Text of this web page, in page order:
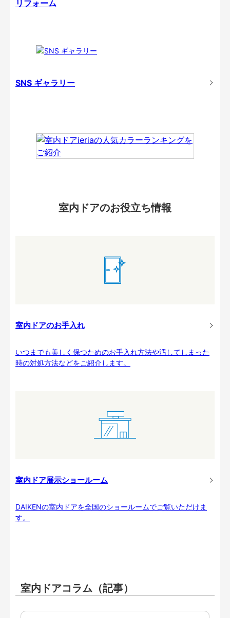
リフォーム
SNS ギャラリー
室内ドアのお役立ち情報
室内ドアのお手入れ
いつまでも美しく保つためのお手入れ方法や汚してしまった
時の対処方法などをご紹介します。
室内ドア展示ショールーム
DAIKENの室内ドアを全国のショールームでご覧いただけま
す。
室内ドアコラム（記事）